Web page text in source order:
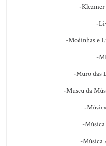
-
-
-Modinhas e
-
-Muro das
-Museu da
-
-
-Música